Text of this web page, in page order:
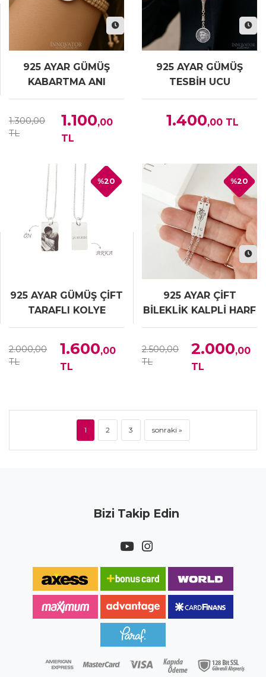
925 AYAR GÜMÜŞ
KABARTMA ANI
BİLEKLİK
1.300,00
TL
1.100,00
TL
925 AYAR GÜMÜŞ
TESBİH UCU
1.400,00 TL
925 AYAR GÜMÜŞ ÇİFT
TARAFLI KOLYE
2.000,00
TL
1.600,00
TL
%20
925 AYAR ÇİFT
BİLEKLİK KALPLİ HARF
SET ( 2 ADET )
2.500,00
TL
2.000,00
TL
%20
1 2 3 sonraki »
Bizi Takip Edin